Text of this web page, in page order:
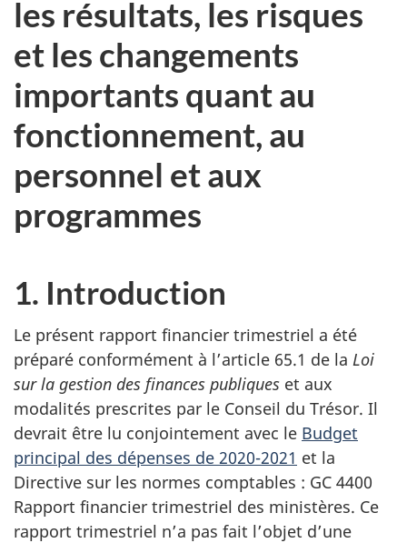
les résultats, les risques
et les changements
importants quant au
fonctionnement, au
personnel et aux
programmes
1. Introduction
Le présent rapport financier trimestriel a été
préparé conformément à l’article 65.1 de la Loi
sur la gestion des finances publiques et aux
modalités prescrites par le Conseil du Trésor. Il
devrait être lu conjointement avec le Budget
principal des dépenses de 2020-2021 et la
Directive sur les normes comptables : GC 4400
Rapport financier trimestriel des ministères. Ce
rapport trimestriel n’a pas fait l’objet d’une